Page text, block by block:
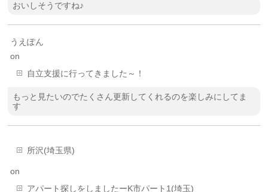
おいしそうですね♪
うえぽん
on
自立支援に行ってきました～！
もっと見たいのでたくさん更新してくれるのを楽しみにしてま
す
所沢(埼玉県)
on
アパート探しをしましたーK市パート1(埼玉)